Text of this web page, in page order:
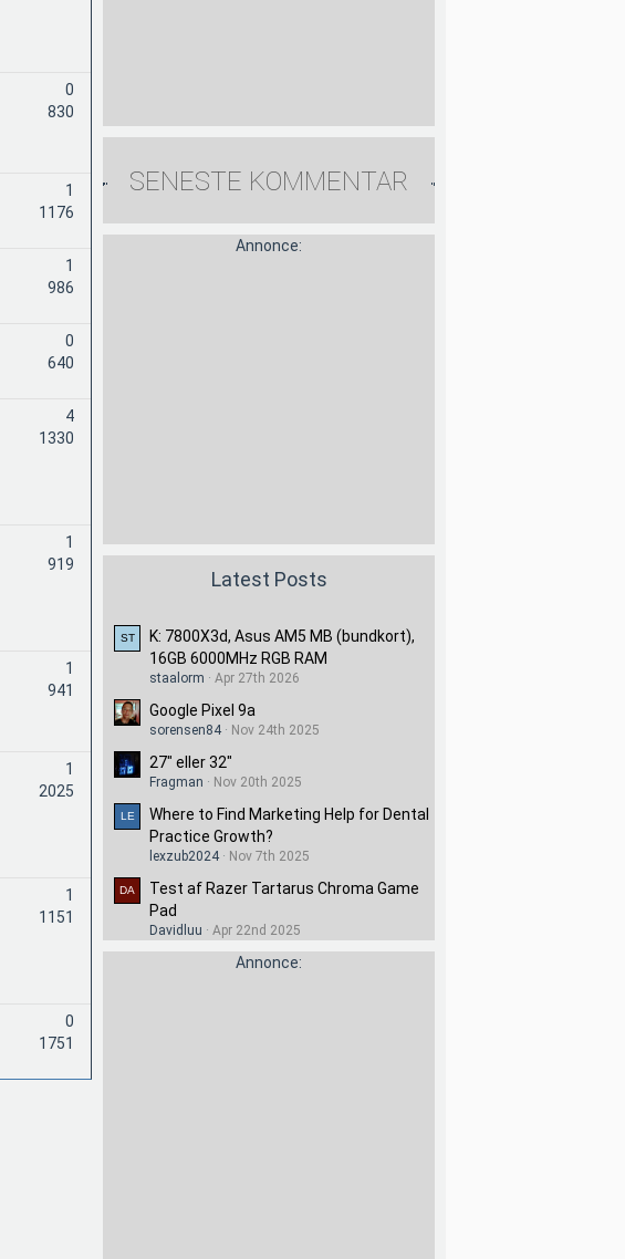
0
830
1
1176
1
986
0
640
4
1330
1
919
1
941
1
2025
1
1151
0
1751
SENESTE KOMMENTAR
Annonce:
Latest Posts
K: 7800X3d, Asus AM5 MB (bundkort),
16GB 6000MHz RGB RAM
staalorm Apr 27th 2026
Google Pixel 9a
sorensen84 Nov 24th 2025
27" eller 32"
Fragman Nov 20th 2025
Where to Find Marketing Help for Dental
Practice Growth?
lexzub2024 Nov 7th 2025
Test af Razer Tartarus Chroma Game
Pad
Davidluu Apr 22nd 2025
Annonce: